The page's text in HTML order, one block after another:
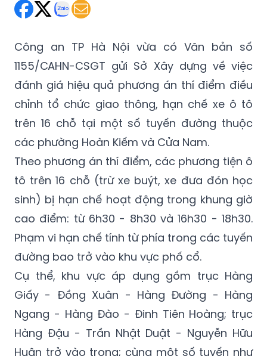
Thứ Tư 25/02/2026 21:08
Công an TP Hà Nội vừa có Văn bản số
1155/CAHN-CSGT gửi Sở Xây dựng về việc
đánh giá hiệu quả phương án thí điểm điều
chỉnh tổ chức giao thông, hạn chế xe ô tô
trên 16 chỗ tại một số tuyến đường thuộc
các phường Hoàn Kiếm và Cửa Nam.
Theo phương án thí điểm, các phương tiện ô
tô trên 16 chỗ (trừ xe buýt, xe đưa đón học
sinh) bị hạn chế hoạt động trong khung giờ
cao điểm: từ 6h30 - 8h30 và 16h30 - 18h30.
Phạm vi hạn chế tính từ phía trong các tuyến
đường bao trở vào khu vực phố cổ.
Cụ thể, khu vực áp dụng gồm trục Hàng
Giấy - Đồng Xuân - Hàng Đường - Hàng